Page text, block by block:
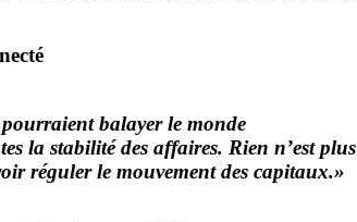
balayer le monde
la stabilitédes affaires. Rien n’est plus
réguler le mouvement des capitaux.»